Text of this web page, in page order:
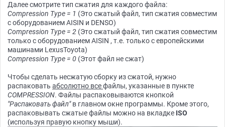
Далее смотрите тип сжатия для каждого файла:
Compression Type = 1 (Это сжатый файл, тип сжатия совместим
с оборудованием AISIN и DENSO)
Compression Type = 2 (Это сжатый файл, тип сжатия совместим
только с оборудованием AISIN , т.е. только с европейскими
машинами LexusToyota)
Compression Type = 0 (Этот файл не сжат)
Чтобы сделать несжатую сборку из сжатой, нужно
распаковать абсолютно всефайлы, указанные в пункте
COMPRESSION. Файлы распаковываются кнопкой
"Распаковать файл"в главном окне программы. Кроме этого,
распаковывать сжатые файлы можно на вкладке ISO
(используя правую кнопку мыши).